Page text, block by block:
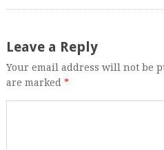
Leave a Reply
Your email address will not be
are marked *